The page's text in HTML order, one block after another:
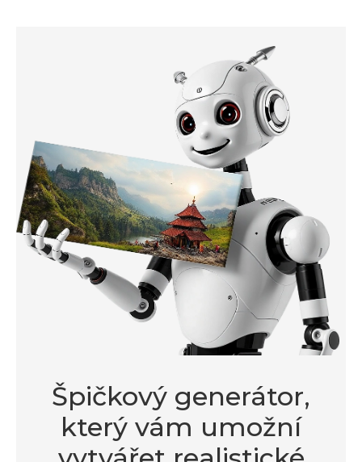
Špičkový generátor,
který vám umožní